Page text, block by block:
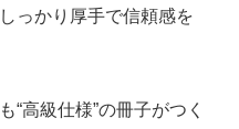
しっかり厚手で信頼感を
“高級仕様”の冊子がつく